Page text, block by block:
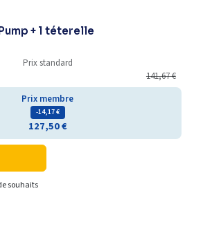
+ 1 téterelle
Prix standard
141,67€
Prix membre
- 14,17€
127,50€
souhaits